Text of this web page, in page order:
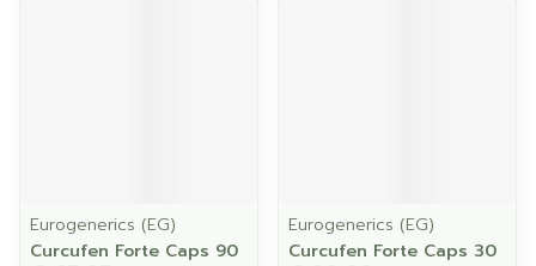
Eurogenerics (EG)
Curcufen Forte Caps 90
Eurogenerics (EG)
Curcufen Forte Caps 30